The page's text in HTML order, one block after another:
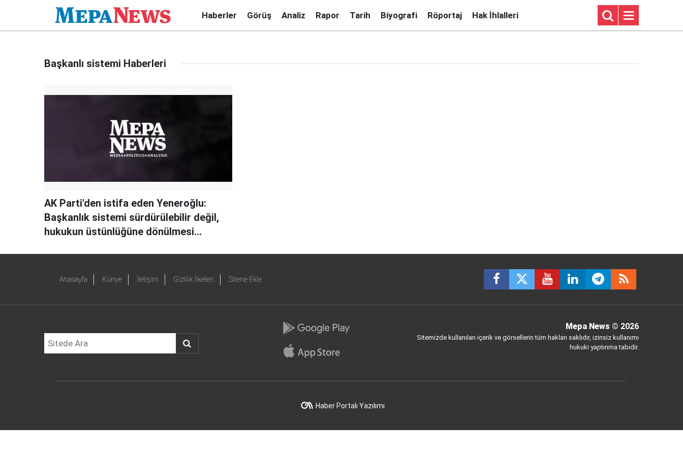
Haberler Görüş Analiz Rapor Tarih Biyografi Röportaj Hak İhlalleri
Başkanlı sistemi Haberleri
AK Parti'den istifa eden Yeneroğlu:
Başkanlık sistemi sürdürülebilir değil,
hukukun üstünlüğüne dönülmesi
Anasayfa Künye İletişim Gizlilik İlkeleri Sitene Ekle
Mepa News © 2026
Sitemizde kullanılan içerik ve görsellerin tüm hakları saklıdır, izinsiz kullanımı
hukuki yaptırıma tabidir.
Haber Portalı Yazılımı